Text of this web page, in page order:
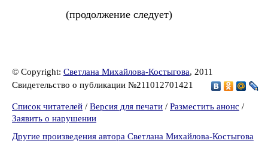
(продолжение следует)
© Copyright: Светлана Михайлова-Костыгова, 2011
Свидетельство о публикации №211012701421
Список читателей / Версия для печати / Разместить анонс /
Заявить о нарушении
Другие произведения автора Светлана Михайлова-Костыгова